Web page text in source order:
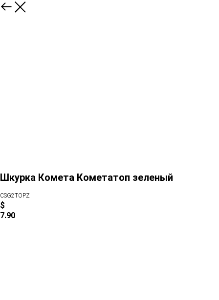
Шкурка Комета Кометатоп зеленый
CSG2TOPZ
$
7.90